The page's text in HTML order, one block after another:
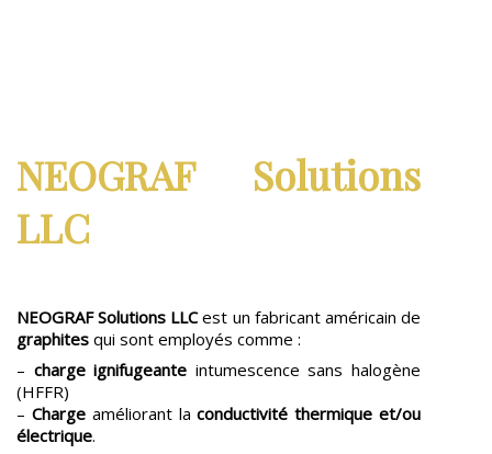
NEOGRAF Solutions
LLC
NEOGRAF Solutions LLCest un fabricant américain de
graphites qui sont employés comme :
– charge ignifugeante intumescence sans halogène
(HFFR)
– Chargeaméliorant la conductivité thermique et/ou
électrique.